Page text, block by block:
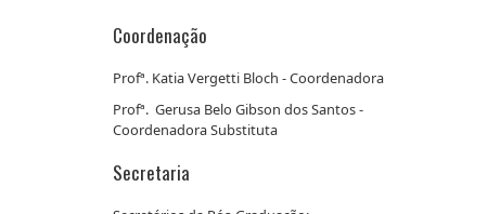
Coordenação
Profª. Katia Vergetti Bloch - Coordenadora
Profª. Gerusa Belo Gibson dos Santos -
Coordenadora Substituta
Secretaria